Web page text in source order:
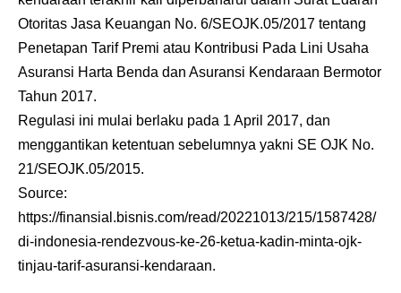
Otoritas Jasa Keuangan No. 6/SEOJK.05/2017 tentang
Penetapan Tarif Premi atau Kontribusi Pada Lini Usaha
Asuransi Harta Benda dan Asuransi Kendaraan Bermotor
Tahun 2017.
Regulasi ini mulai berlaku pada 1 April 2017, dan
menggantikan ketentuan sebelumnya yakni SE OJK No.
21/SEOJK.05/2015.
Source:
https://finansial.bisnis.com/read/20221013/215/1587428/
di-indonesia-rendezvous-ke-26-ketua-kadin-minta-ojk-
tinjau-tarif-asuransi-kendaraan.